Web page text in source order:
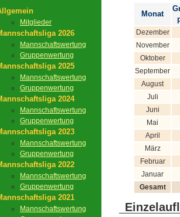
Mitglieder
2026
Mannschaftswertung
Gruppenwertung
2025
Mannschaftswertung
Gruppenwertung
2024
Mannschaftswertung
Gruppenwertung
2023
Mannschaftswertung
Gruppenwertung
2022
Mannschaftswertung
Gruppenwertung
2021
Mannschaftswertung
Monat
Dezember
November
Oktober
September
August
Juli
Juni
Mai
April
März
Februar
Januar
Gesamt